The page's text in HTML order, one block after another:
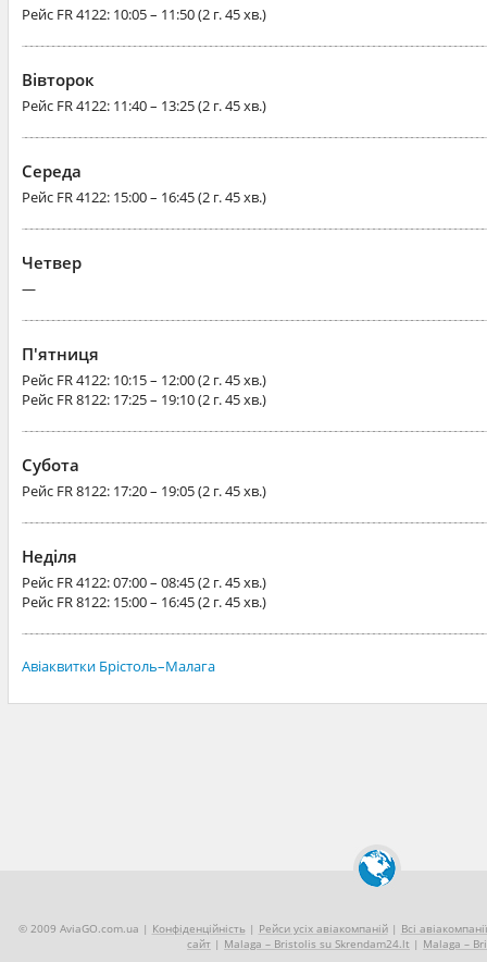
Рейс FR 4122: 10:05 – 11:50 (2 г. 45 хв.)
Вівторок
Рейс FR 4122: 11:40 – 13:25 (2 г. 45 хв.)
Середа
Рейс FR 4122: 15:00 – 16:45 (2 г. 45 хв.)
Четвер
—
П'ятниця
Рейс FR 4122: 10:15 – 12:00 (2 г. 45 хв.)
Рейс FR 8122: 17:25 – 19:10 (2 г. 45 хв.)
Субота
Рейс FR 8122: 17:20 – 19:05 (2 г. 45 хв.)
Неділя
Рейс FR 4122: 07:00 – 08:45 (2 г. 45 хв.)
Рейс FR 8122: 15:00 – 16:45 (2 г. 45 хв.)
Авіаквитки Брістоль–Малага
© 2009 AviaGO.com.ua | Конфіденційність| Рейси усіх авіакомпаній| Всі авіакомпанії
сайт | Malaga – Bristolis su Skrendam24.lt | Malaga –